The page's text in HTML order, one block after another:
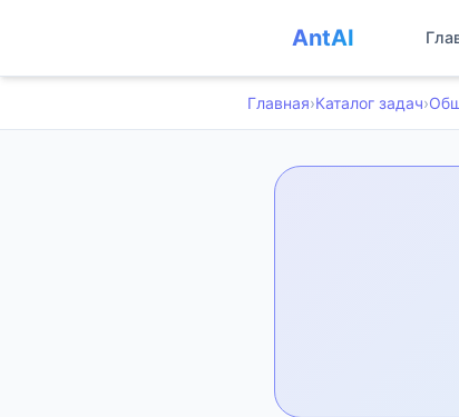
AntAI
Главная›Каталог задач›